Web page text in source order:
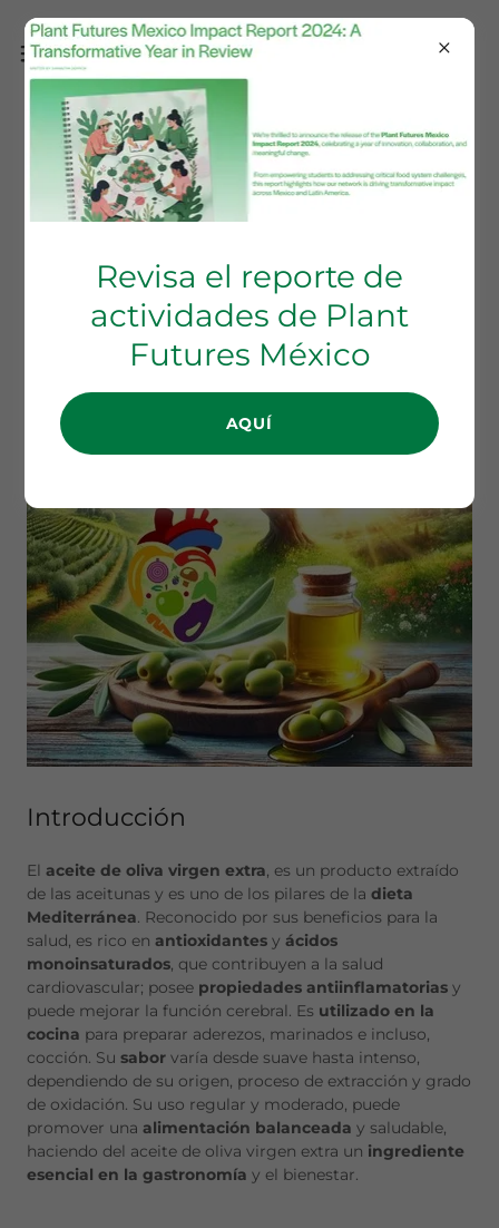
Aceite de oliva virgen
extra (AOVE)
Introducción
El aceite de oliva virgen extra, es un producto extraído
de las aceitunas y es uno de los pilares de la dieta
Mediterránea. Reconocido por sus beneficios para la
salud, es rico en antioxidantes y ácidos
monoinsaturados, que contribuyen a la salud
cardiovascular; posee propiedades antiinflamatorias y
puede mejorar la función cerebral. Es utilizado en la
cocina para preparar aderezos, marinados e incluso,
cocción. Su sabor varía desde suave hasta intenso,
dependiendo de su origen, proceso de extracción y grado
de oxidación. Su uso regular y moderado, puede
promover una alimentación balanceada y saludable,
haciendo del aceite de oliva virgen extra un ingrediente
esencial en la gastronomía y el bienestar.
Revisa el reporte de
actividades de Plant
Futures México
AQUÍ